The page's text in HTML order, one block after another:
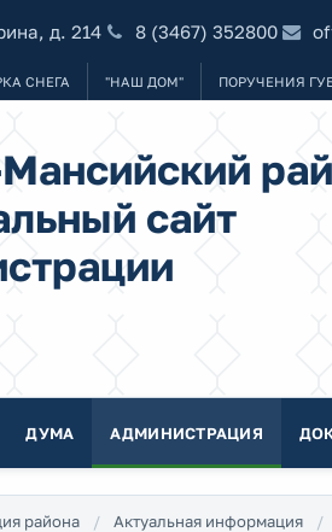
д. 214 8 (3467) 352800
СНЕГА "НАШ ДОМ" ПОРУЧЕНИЯ
сайт
ДУМА АДМИНИСТРАЦИЯ
района Актуальная информация